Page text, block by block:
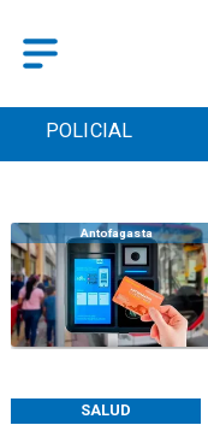
POLICIAL
SALUD
Antofagasta